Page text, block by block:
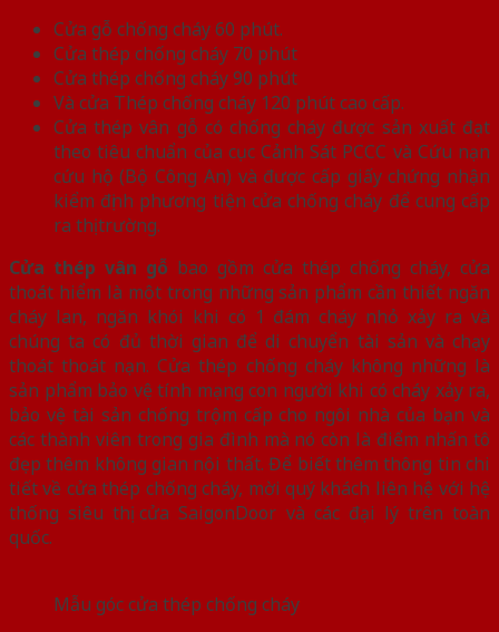
Cửa gỗ chống cháy 60 phút.
Cửa thép chống cháy 70 phút
Cửa thép chống cháy 90 phút
Và cửa Thép chống cháy 120 phút cao cấp.
Cửa thép vân gỗ có chống cháy được sản xuất đạt
theo tiêu chuẩn của cục Cảnh Sát PCCC và Cứu nạn
cứu hộ (Bộ Công An) và được cấp giấy chứng nhận
kiểm định phương tiện cửa chống cháy để cung cấp
ra thị trường.
Cửa thép vân gỗ bao gồm cửa thép chống cháy, cửa
thoát hiểm là một trong những sản phẩm cần thiết ngăn
cháy lan, ngăn khói khi có 1 đám cháy nhỏ xảy ra và
chúng ta có đủ thời gian để di chuyển tài sản và chạy
thoát thoát nạn. Cửa thép chống cháy không những là
sản phẩm bảo vệ tính mạng con người khi có cháy xảy ra,
bảo vệ tài sản chống trộm cấp cho ngôi nhà của bạn và
các thành viên trong gia đình mà nó còn là điểm nhấn tô
đẹp thêm không gian nội thất. Để biết thêm thông tin chi
tiết về cửa thép chống cháy, mời quý khách liên hệ với hệ
thống siêu thị cửa SaigonDoor và các đại lý trên toàn
quốc.
Mẫu góc cửa thép chống cháy